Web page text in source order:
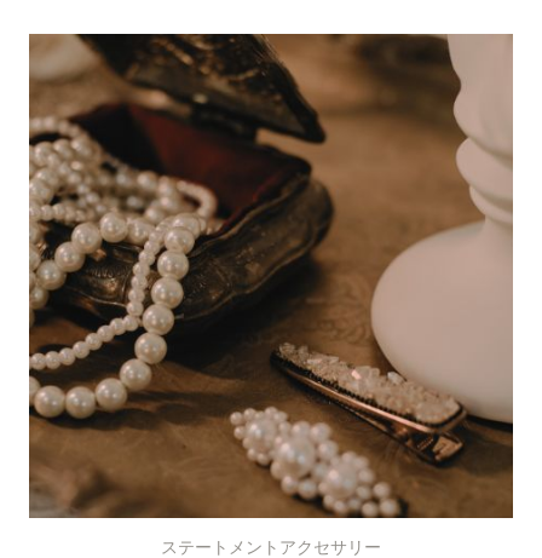
ステートメントアクセサリー